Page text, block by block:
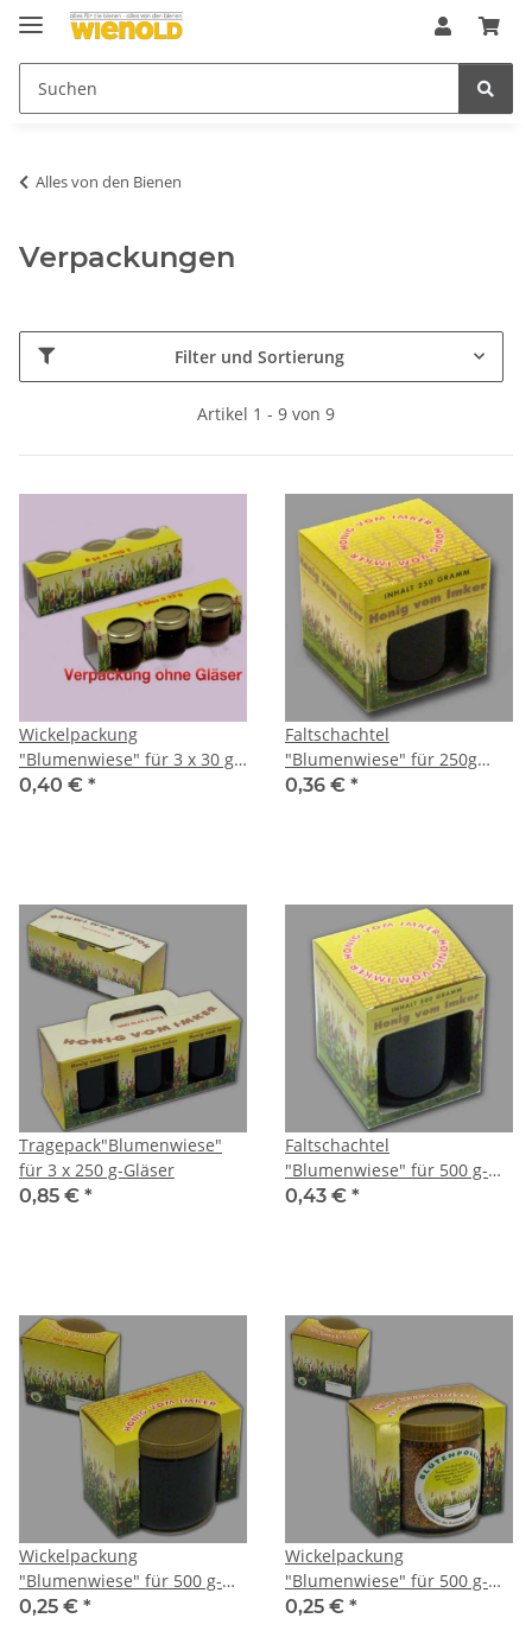
Alles von den Bienen
Verpackungen
Filter und Sortierung
Artikel 1 - 9 von 9
Wickelpackung
"Blumenwiese" für 3 x 30 g-
Gläser
0,40 € *
Faltschachtel
"Blumenwiese" für 250g
Glas
0,36 € *
Tragepack"Blumenwiese"
für 3 x 250 g-Gläser
0,85 € *
Faltschachtel
"Blumenwiese" für 500 g-
Glas
0,43 € *
Wickelpackung
"Blumenwiese" für 500 g-
Glas
0,25 € *
Wickelpackung
"Blumenwiese" für 500 g-
Glas
0,25 € *